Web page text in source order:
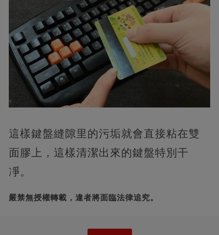
這樣鍵盤縫隙里的污垢就會直接粘在雙
面膠上，這樣清潔出來的鍵盤特別干
凈。
嚴禁無授權轉載，違者將面臨法律追究。